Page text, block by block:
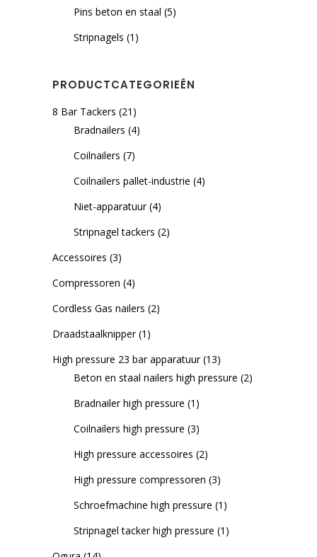
Pins beton en staal (5)
Stripnagels (1)
PRODUCTCATEGORIEËN
8 Bar Tackers (21)
Bradnailers (4)
Coilnailers (7)
Coilnailers pallet-industrie (4)
Niet-apparatuur (4)
Stripnagel tackers (2)
Accessoires (3)
Compressoren (4)
Cordless Gas nailers (2)
Draadstaalknipper (1)
High pressure 23 bar apparatuur (13)
Beton en staal nailers high pressure (2)
Bradnailer high pressure (1)
Coilnailers high pressure (3)
High pressure accessoires (2)
High pressure compressoren (3)
Schroefmachine high pressure (1)
Stripnagel tacker high pressure (1)